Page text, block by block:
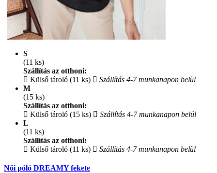
S
(11 ks)
Szállítás az otthoni:
Külső tároló (11 ks)
Szállítás 4-7 munkanapon belül
M
(15 ks)
Szállítás az otthoni:
Külső tároló (15 ks)
Szállítás 4-7 munkanapon belül
L
(11 ks)
Szállítás az otthoni:
Külső tároló (11 ks)
Szállítás 4-7 munkanapon belül
Női póló DREAMY fekete